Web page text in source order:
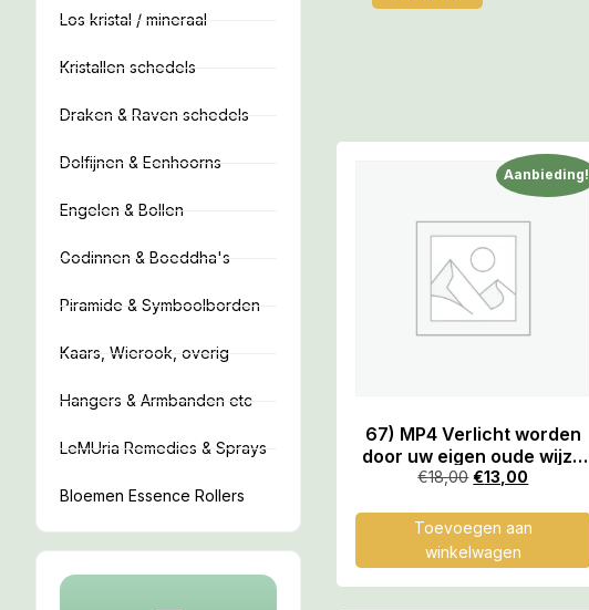
Los kristal / mineraal
Kristallen schedels
Draken & Raven schedels
Dolfijnen & Eenhoorns
Engelen & Bollen
Godinnen & Boeddha's
Piramide & Symboolborden
Kaars, Wierook, overig
Hangers & Armbanden etc
LeMUria Remedies & Sprays
Bloemen Essence Rollers
Aanbieding!
67) MP4 Verlicht worden
door uw eigen oude wijze
Hyperboreeër Lichtwezen,
€18,00 €13,00
Toevoegen aan
winkelwagen